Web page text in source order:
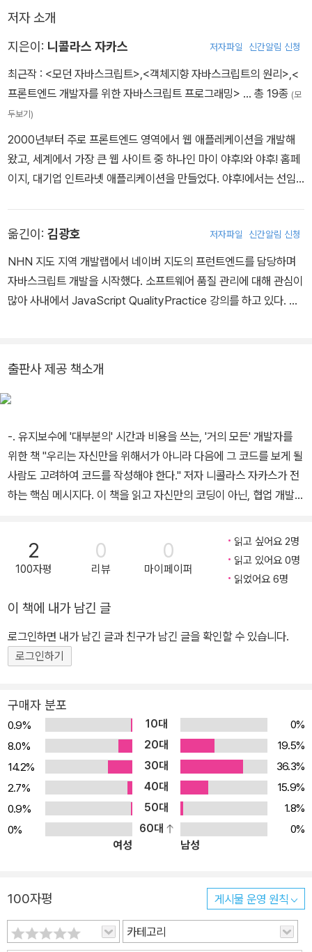
저자 소개
지은이: 니콜라스 자카스 저자파일 신간알림 신청
최근작 : <모던 자바스크립트>,<객체지향 자바스크립트의 원리>,<
프론트엔드 개발자를 위한 자바스크립트 프로그래밍> … 총 19종 (모
두보기)
2000년부터 주로 프론트엔드 영역에서 웹 애플레케이션을 개발해
왔고, 세계에서 가장 큰 웹 사이트 중 하나인 마이 야후!와 야후! 홈페
이지, 대기업 인트라넷 애플리케이션을 만들었다. 야후!에서는 선임
며 정기적으로 여러 회사와 각종 컨퍼런스, 회합 등에 참여해 프론트
엔드 개발의 모범 사례와 신기술에 대해 발표하고 있다. 또한 『프론트
엔드 개발자를 위한 자바스크립트 프로그래밍』(인사이트), 『객체지
향 자바스크립트의 원리』(비제이퍼블릭), 『읽기 좋은 자바스크립트
옮긴이: 김광호 저자파일 신간알림 신청
NHN 지도 지역 개발랩에서 네이버 지도의 프런트엔드를 담당하며
자바스크립트 개발을 시작했다. 소프트웨어 품질 관리에 대해 관심이
많아 사내에서 JavaScript QualityPractice 강의를 하고 있다. N
출판사 제공 책소개
-. 유지보수에 '대부분의' 시간과 비용을 쓰는, '거의 모든' 개발자를
위한 책 "우리는 자신만을 위해서가 아니라 다음에 그 코드를 보게 될
사람도 고려하여 코드를 작성해야 한다." 저자 니콜라스 자카스가 전
하는 핵심 메시지다. 이 책을 읽고 자신만의 코딩이 아닌, 협업 개발환
비교해주는 친절한 가이드 좋은 예와 나쁜 예의 차이점을 한눈에 알
아볼 수 있다. ------ /* * 각 줄은 단 한 개의 문장만 있어야 하며 *
nt++; a = b; // 나쁜 예: 한 줄에 여러 문장이 있음 count++; a =
b ------ 어떤 독자를 위한 책인가? -. 자바스크립트 입문자 -. 팀 프
로젝트나 협업을 자주 하는 자바스크립트 개발자 옮긴이의 말 학부
시절에 했던 과제나 학기 프로젝트는 코드가 제대로 동작만 하면 좋
필요도 없었습니다. 그러나 현업에서는 짧게는 몇 달 길게는 몇 년 동
안 사용될 코드를 작성하는 것이라 그 품질도 생각해야만 합니다. 그
런데 대부분의 개발 업무는 아무것도 없는 상태에서 처음부터 개발하
는 일은 거의 드물고 주로 다른 사람이 작성한 코드를 기반으로 이루
어집니다. 이 과정에서 자연스레 다른 사람이 작성한 코드를 보며 감
탄할 때도 있지만, 도대체 작성한 사람이 누군지 얼굴 한번 보고 싶을
때도 있습니다. 이 책은 바로 이러한 불미스러운(?) 일을 방지하기 위
한 책입니다. '다른 사람이 좋지 않은 감정으로 나를 보고 싶어하는 일
지 않으면 복잡도가 감당할 수 없을 정도로 높아질 수 있습니다. 전역
변수/함수를 사용할 수 있고 모든 객체를 원하는 대로 바꿔버릴 수도
있으며 eval()을 사용해 자바스크립트 형태의 문자열을 실행할 수도
2
100자평
0
리뷰
0
마이페이퍼
읽고 싶어요 2명
읽고 있어요 0명
읽었어요 6명
이 책에 내가 남긴 글
로그인하면 내가 남긴 글과 친구가 남긴 글을 확인할 수 있습니다.
로그인하기
구매자 분포
0.9% 10대
0%
8.0%
20대
19.5%
14.2%
30대
36.3%
2.7%
40대
15.9%
0.9%
50대
1.8%
0%
60대
0%
여성
남성
100자평 게시물 운영 원칙
카테고리